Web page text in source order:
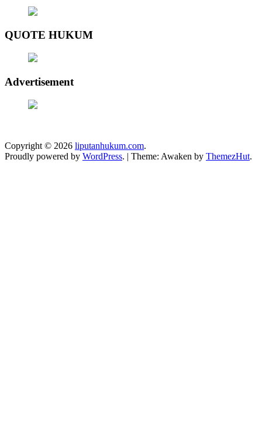
QUOTE HUKUM
Advertisement
Copyright © 2026 liputanhukum.com.
Proudly powered by WordPress. | Theme: Awaken by ThemezHut.